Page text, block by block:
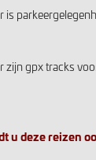
is
zijn gpx tracks
u deze reizen